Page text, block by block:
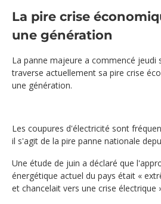
La pire crise
une génération
La panne majeure a commencé jeudi
traverse actuellement sa pire crise
une génération.
Les coupures d'électricité sont
il s'agit de la pire panne nationale
Une étude de juin a déclaré que
énergétique actuel du pays était «
et chancelait vers une crise électrique